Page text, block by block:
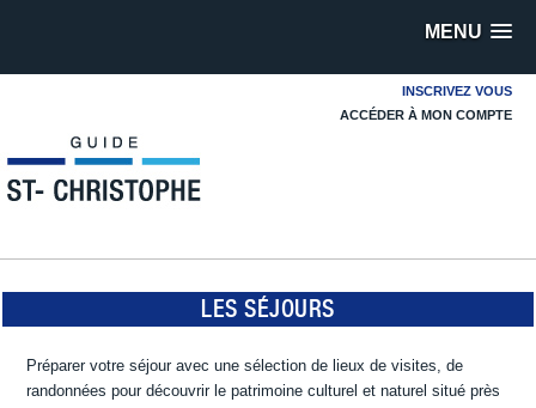
MENU
INSCRIVEZ VOUS
ACCÉDER À MON COMPTE
LES SÉJOURS
Préparer votre séjour avec une sélection de lieux de visites, de
randonnées pour découvrir le patrimoine culturel et naturel situé près